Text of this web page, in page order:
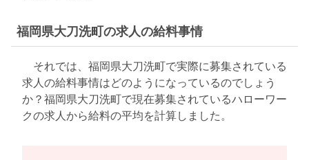
福岡県大刀洗町の求人の給料事情
それでは、福岡県大刀洗町で実際に募集されている
求人の給料事情はどのようになっているのでしょう
か？福岡県大刀洗町で現在募集されているハローワー
クの求人から給料の平均を計算しました。